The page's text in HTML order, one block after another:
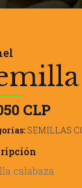
CLP
SEMILLAS
calabaza